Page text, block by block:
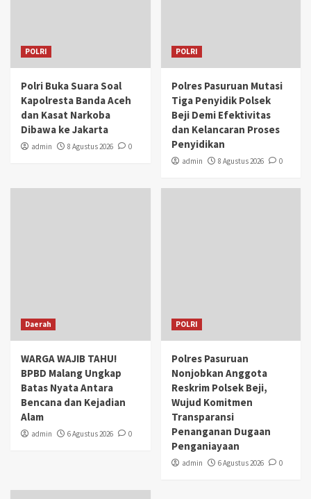
POLRI
Polri Buka Suara Soal
Kapolresta Banda Aceh
dan Kasat Narkoba
Dibawa ke Jakarta
admin 8 Agustus 2026 0
POLRI
Polres Pasuruan Mutasi
Tiga Penyidik Polsek
Beji Demi Efektivitas
dan Kelancaran Proses
Penyidikan
admin 8 Agustus 2026 0
Daerah
WARGA WAJIB TAHU!
BPBD Malang Ungkap
Batas Nyata Antara
Bencana dan Kejadian
Alam
admin 6 Agustus 2026 0
POLRI
Polres Pasuruan
Nonjobkan Anggota
Reskrim Polsek Beji,
Wujud Komitmen
Transparansi
Penanganan Dugaan
Penganiayaan
admin 6 Agustus 2026 0